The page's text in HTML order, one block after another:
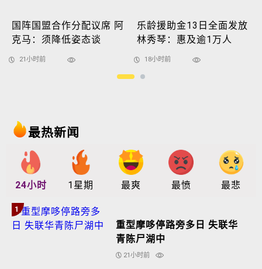
国阵国盟合作分配议席 阿
克马：须降低姿态谈
21小时前
乐龄援助金13日全面发放
林秀琴：惠及逾1万人
18小时前
最热新闻
24小时 1星期 最爽 最愤 最悲
1
重型摩哆停路旁多日 失联华
青陈尸湖中
21小时前